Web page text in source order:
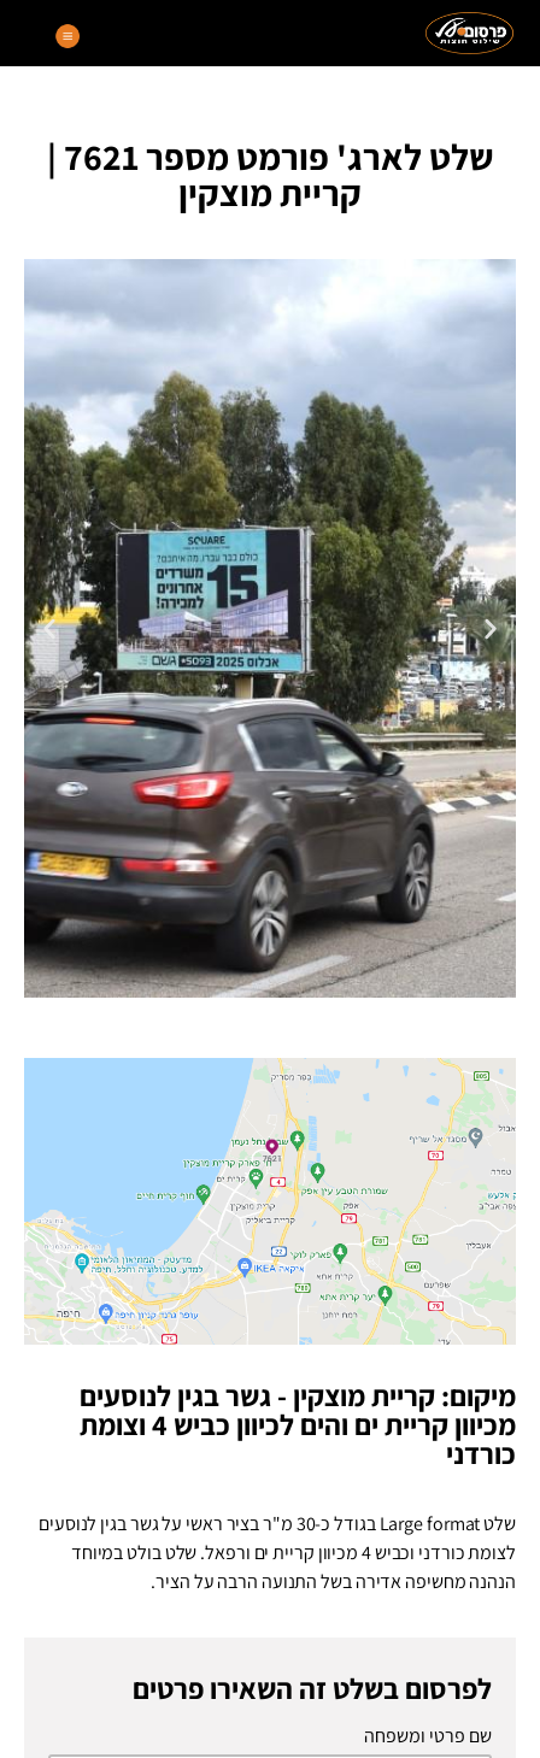
שלט לארג' פורמט מספר 7621 |
קריית מוצקין
מיקום: קריית מוצקין - גשר בגין לנוסעים
מכיוון קריית ים והים לכיוון כביש 4 וצומת
כורדני
שלט Large format בגודל כ-30 מ"ר בציר ראשי על גשר בגין לנוסעים
לצומת כורדני וכביש 4 מכיוון קריית ים ורפאל. שלט בולט במיוחד
הנהנה מחשיפה אדירה בשל התנועה הרבה על הציר.
לפרסום בשלט זה השאירו פרטים
שם פרטי ומשפחה